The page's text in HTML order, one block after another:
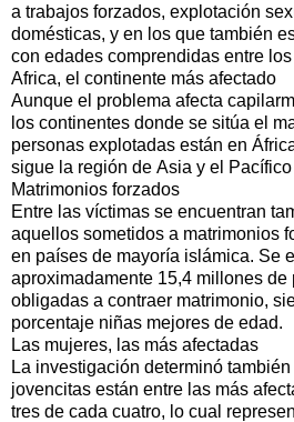
a trabajos forzados, explotación
domésticas, y en los que también
con edades comprendidas entre
Africa, el continente más afectado
Aunque el problema afecta
los continentes donde se sitúa el
personas explotadas están en
sigue la región de Asia y el
Matrimonios forzados
Entre las víctimas se encuentran
aquellos sometidos a matrimonios
en países de mayoría islámica. Se
aproximadamente 15,4 millones de
obligadas a contraer matrimonio,
porcentaje niñas mejores de edad.
Las mujeres, las más afectadas
La investigación determinó
jovencitas están entre las más
tres de cada cuatro, lo cual